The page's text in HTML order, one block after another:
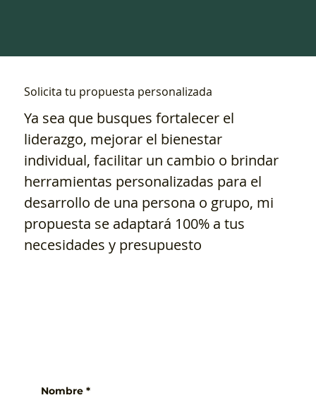
Solicita tu propuesta personalizada
Ya sea que busques fortalecer el
liderazgo, mejorar el bienestar
individual, facilitar un cambio o brindar
herramientas personalizadas para el
desarrollo de una persona o grupo, mi
propuesta se adaptará 100% a tus
necesidades y presupuesto
Nombre *